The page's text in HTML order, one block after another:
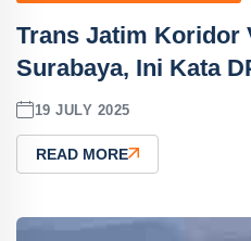
Trans Jatim Koridor
Surabaya, Ini Kata
19 JULY 2025
READ MORE